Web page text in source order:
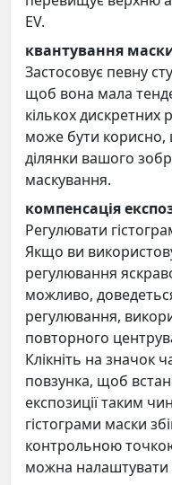
EV.
квантування
Застосовує певну
щоб вона мала
кількох дискретних
може бути корисно,
ділянки вашого
маскування.
компенсація
Регулювати
Якщо ви
регулювання
можливо,
регулювання,
повторного
Клікніть на значок
повзунка, щоб
експозиції таким
гістограми маски
контрольною
можна налаштувати